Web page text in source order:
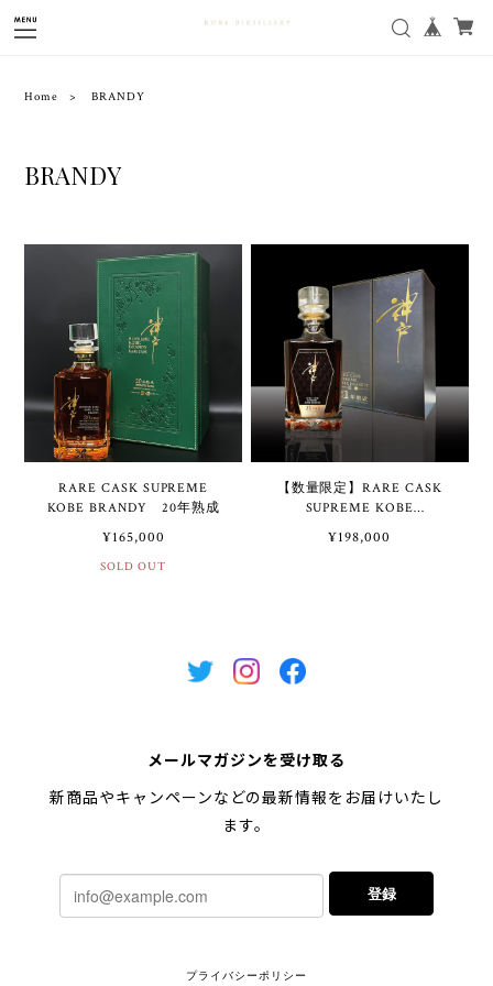
Home BRANDY
BRANDY
RARE CASK SUPREME
KOBE BRANDY 20年熟成
¥165,000
SOLD OUT
【数量限定】RARE CASK
SUPREME KOBE
¥198,000
メールマガジンを受け取る
新商品やキャンペーンなどの最新情報をお届けいたし
ます。
登録
プライバシーポリシー